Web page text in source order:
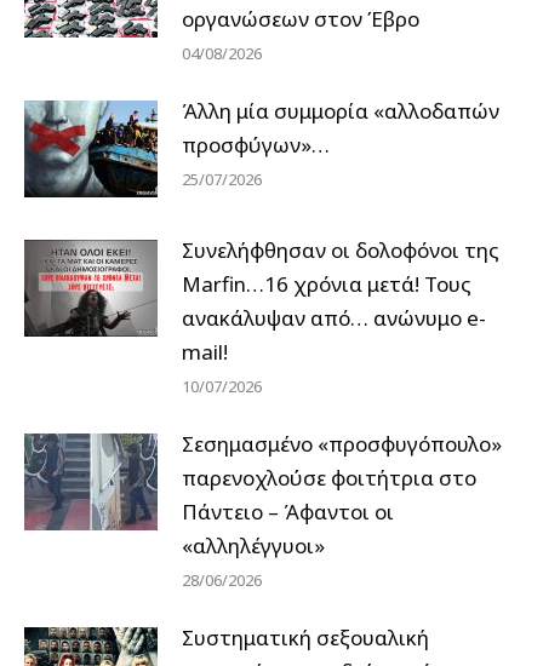
οργανώσεων στον Έβρο
04/08/2026
Άλλη μία συμμορία «αλλοδαπών
προσφύγων»…
25/07/2026
Συνελήφθησαν οι δολοφόνοι της
Marfin…16 χρόνια μετά! Τους
ανακάλυψαν από… ανώνυμο e-
mail!
10/07/2026
Σεσημασμένο «προσφυγόπουλο»
παρενοχλούσε φοιτήτρια στο
Πάντειο – Άφαντοι οι
«αλληλέγγυοι»
28/06/2026
Συστηματική σεξουαλική